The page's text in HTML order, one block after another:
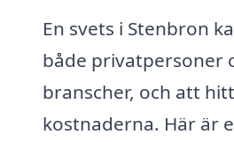
En svets i Stenbron
både privatpersoner
branscher, och att
kostnaderna. Här är